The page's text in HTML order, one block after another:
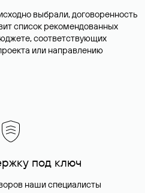
выбрали, договоренность
список рекомендованных
соответствующих
или направлению
под ключ
наши специалисты